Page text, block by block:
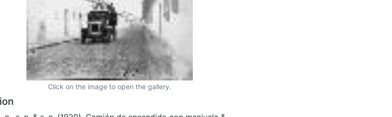
Click on the image to open the gallery.